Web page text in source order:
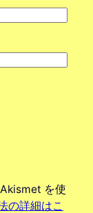
を使
の詳細はこ